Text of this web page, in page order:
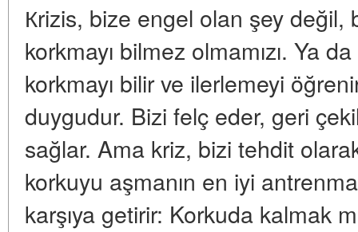
Кrizis, bize engel olan şey değil,
korkmayı bilmez olmamızı. Ya
korkmayı bilir ve ilerlemeyi
duygudur. Bizi felç eder, geri
sağlar. Ama kriz, bizi tehdit olarak
korkuyu aşmanın en iyi
karşıya getirir: Korkuda kalmak